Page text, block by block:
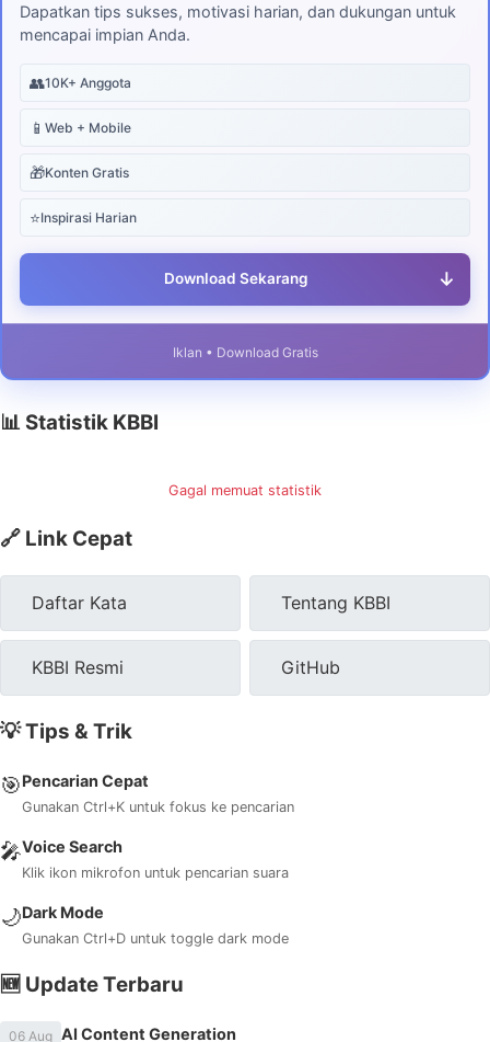
Dapatkan tips sukses, motivasi harian, dan dukungan untuk
mencapai impian Anda.
👥10K+ Anggota
📱 Web + Mobile
🎁Konten Gratis
⭐Inspirasi Harian
Download Sekarang ↓
Iklan • Download Gratis
📊 Statistik KBBI
Gagal memuat statistik
🔗 Link Cepat
Daftar Kata Tentang KBBI
KBBI Resmi GitHub
💡 Tips & Trik
🎯Pencarian Cepat
Gunakan Ctrl+K untuk fokus ke pencarian
🎤Voice Search
Klik ikon mikrofon untuk pencarian suara
🌙Dark Mode
Gunakan Ctrl+D untuk toggle dark mode
🆕 Update Terbaru
06 Aug AI Content Generation